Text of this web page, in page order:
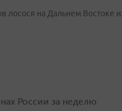
на Дальнем Востоке
России за неделю